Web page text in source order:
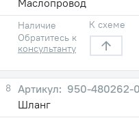
Наличие
Обратитесь к
консультанту
К схеме
8
950-480262-
Шланг